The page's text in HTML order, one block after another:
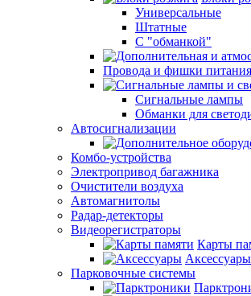
Универсальные
Штатные
С "обманкой"
Провода и фишки питания
Сигнальные лампы
Обманки для
Автосигнализации
Комбо-устройства
Электропривод багажника
Очистители воздуха
Автомагнитолы
Радар-детекторы
Видеорегистраторы
Карты
Аксессуары
Парковочные системы